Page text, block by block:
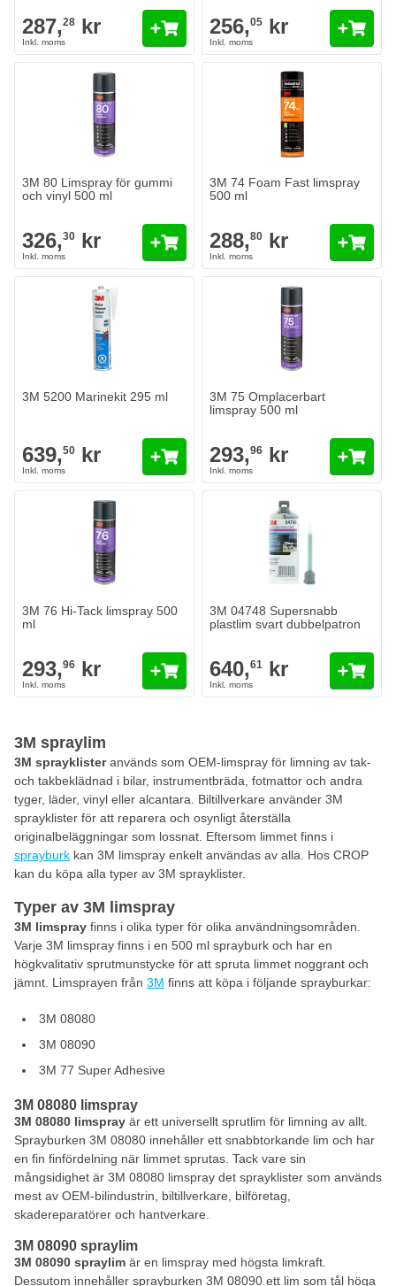
287,28 kr 256,05 kr
3M 80 Limspray för gummi
och vinyl 500 ml
326,30 kr
3M 74 Foam Fast limspray
500 ml
288,80 kr
3M 5200 Marinekit 295 ml
639,50 kr
3M 75 Omplacerbart
limspray 500 ml
293,96 kr
3M 76 Hi-Tack limspray 500
ml
293,96 kr
3M 04748 Supersnabb
plastlim svart dubbelpatron
640,61 kr
3M spraylim
3M sprayklisteranvänds som OEM-limspray för limning av tak-
och takbeklädnad i bilar, instrumentbräda, fotmattor och andra
tyger, läder, vinyl eller alcantara. Biltillverkare använder 3M
sprayklister för att reparera och osynligt återställa
originalbeläggningar som lossnat. Eftersom limmet finns i
sprayburk kan 3M limspray enkelt användas av alla. Hos CROP
kan du köpa alla typer av 3M sprayklister.
Typer av 3M limspray
3M limspray finns i olika typer för olika användningsområden.
Varje 3M limspray finns i en 500 ml sprayburk och har en
högkvalitativ sprutmunstycke för att spruta limmet noggrant och
jämnt. Limsprayen från 3M finns att köpa i följande sprayburkar:
3M 08080
3M 08090
3M 77 Super Adhesive
3M 08080 limspray
3M 08080 limspray är ett universellt sprutlim för limning av allt.
Sprayburken 3M 08080 innehåller ett snabbtorkande lim och har
en fin finfördelning när limmet sprutas. Tack vare sin
mångsidighet är 3M 08080 limspray det sprayklister som används
mest av OEM-bilindustrin, biltillverkare, bilföretag,
skadereparatörer och hantverkare.
3M 08090 spraylim
3M 08090 spraylim är en limspray med högsta limkraft.
Dessutom innehåller sprayburken 3M 08090 ett lim som tål höga